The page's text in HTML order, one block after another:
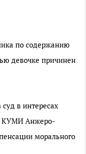
по содержанию
девочке причинен
суд в интересах
КУМИ Анжеро-
морального